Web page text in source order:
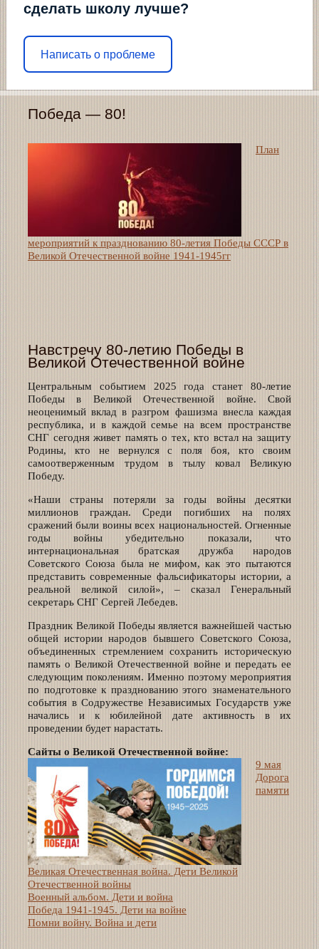
сделать школу лучше?
Написать о проблеме
Победа — 80!
План
мероприятий к празднованию 80-летия Победы СССР в
Великой Отечественной войне 1941-1945гг
Навстречу 80-летию Победы в
Великой Отечественной войне
Центральным событием 2025 года станет 80-летие
Победы в Великой Отечественной войне. Свой
неоценимый вклад в разгром фашизма внесла каждая
республика, и в каждой семье на всем пространстве
СНГ сегодня живет память о тех, кто встал на защиту
Родины, кто не вернулся с поля боя, кто своим
самоотверженным трудом в тылу ковал Великую
Победу.
«Наши страны потеряли за годы войны десятки
миллионов граждан. Среди погибших на полях
сражений были воины всех национальностей. Огненные
годы войны убедительно показали, что
интернациональная братская дружба народов
Советского Союза была не мифом, как это пытаются
представить современные фальсификаторы истории, а
реальной великой силой», – сказал Генеральный
секретарь СНГ Сергей Лебедев.
Праздник Великой Победы является важнейшей частью
общей истории народов бывшего Советского Союза,
объединенных стремлением сохранить историческую
память о Великой Отечественной войне и передать ее
следующим поколениям. Именно поэтому мероприятия
по подготовке к празднованию этого знаменательного
события в Содружестве Независимых Государств уже
начались и к юбилейной дате активность в их
проведении будет нарастать.
Сайты о Великой Отечественной войне:
9 мая
Дорога
памяти
Великая Отечественная война. Дети Великой
Отечественной войны
Военный альбом. Дети и война
Победа 1941-1945. Дети на войне
Помни войну. Война и дети